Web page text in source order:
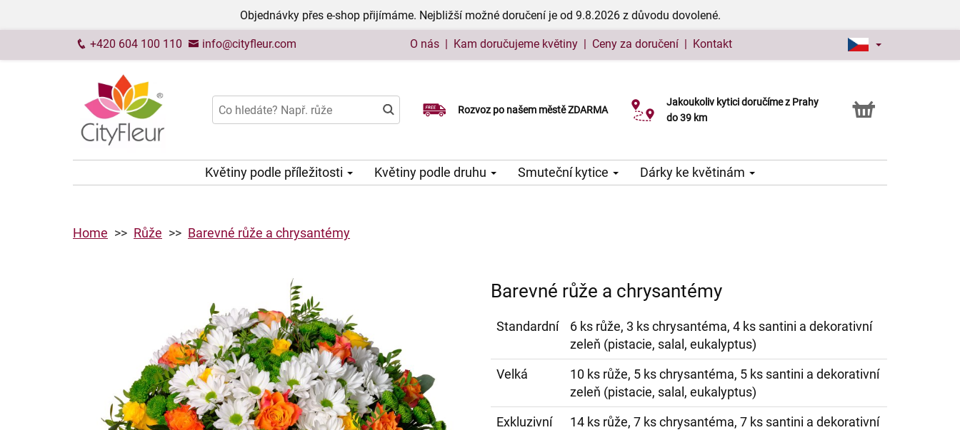
Objednávky přes e-shop přijímáme. Nejbližší možné doručení je od 9.8.2026 z důvodu dovolené.
+420 604 100 110 info@cityfleur.com O nás | Kam doručujeme květiny | Ceny za doručení | Kontakt
Rozvoz po našem městě ZDARMA
Možný výběr času a dne doručení
Jakoukoliv kytici doručíme z Prahy
do 39 km
Možnost vyzvednout v naší květince
Květiny podle příležitosti Květiny podle druhu Smuteční kytice Dárky ke květinám
Home Růže Barevné růže a chrysantémy
Barevné růže a chrysantémy
Standardní
6 ks růže, 3 ks chrysantéma, 4 ks santini a dekorativní
zeleň (pistacie, salal, eukalyptus)
Velká
10 ks růže, 5 ks chrysantéma, 5 ks santini a dekorativní
zeleň (pistacie, salal, eukalyptus)
Exkluzivní
14 ks růže, 7 ks chrysantéma, 7 ks santini a dekorativní